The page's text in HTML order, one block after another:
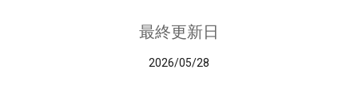
最終更新日
2026/05/28